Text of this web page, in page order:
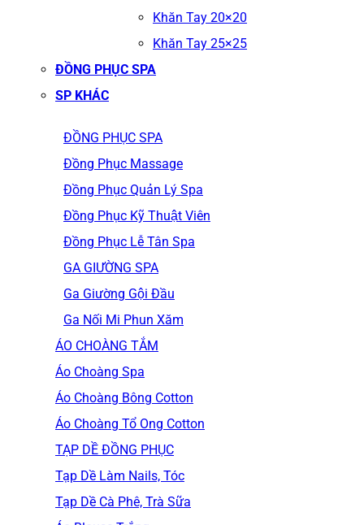
Khăn Tay 20×20
Khăn Tay 25×25
ĐỒNG PHỤC SPA
SP KHÁC
ĐỒNG PHỤC SPA
Đồng Phục Massage
Đồng Phục Quản Lý Spa
Đồng Phục Kỹ Thuật Viên
Đồng Phục Lễ Tân Spa
GA GIƯỜNG SPA
Ga Giường Gội Đầu
Ga Nối Mi Phun Xăm
ÁO CHOÀNG TẮM
Áo Choàng Spa
Áo Choàng Bông Cotton
Áo Choàng Tổ Ong Cotton
TẠP DỀ ĐỒNG PHỤC
Tạp Dề Làm Nails, Tóc
Tạp Dề Cà Phê, Trà Sữa